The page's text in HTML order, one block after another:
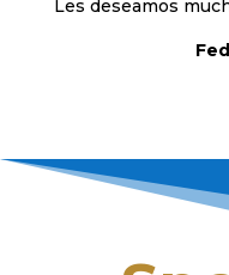
Les deseamos